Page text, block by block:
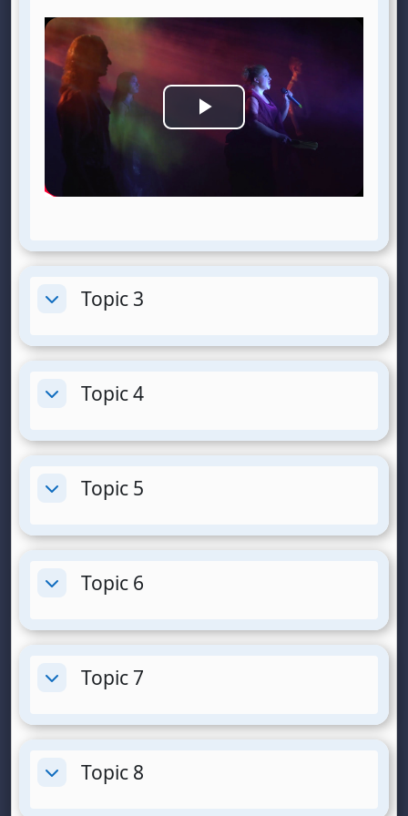
L
e
d
o
ReplierTopic 3
ReplierTopic 4
ReplierTopic 5
ReplierTopic 6
ReplierTopic 7
ReplierTopic 8